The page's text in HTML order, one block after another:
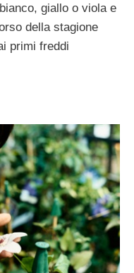
giallo o viola e
della stagione
primi freddi